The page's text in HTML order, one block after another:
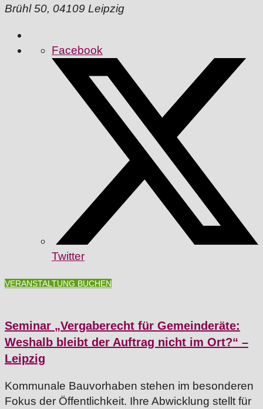
Brühl 50, 04109 Leipzig
Facebook
Twitter
VERANSTALTUNG BUCHEN
Seminar „Vergaberecht für Gemeinderäte:
Weshalb bleibt der Auftrag nicht im Ort?“ –
Leipzig
Kommunale Bauvorhaben stehen im besonderen
Fokus der Öffentlichkeit. Ihre Abwicklung stellt für